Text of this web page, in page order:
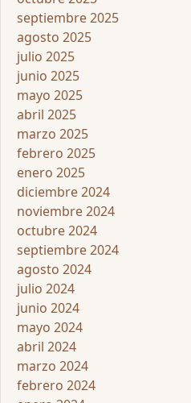
septiembre 2025
agosto 2025
julio 2025
junio 2025
mayo 2025
abril 2025
marzo 2025
febrero 2025
enero 2025
diciembre 2024
noviembre 2024
octubre 2024
septiembre 2024
agosto 2024
julio 2024
junio 2024
mayo 2024
abril 2024
marzo 2024
febrero 2024